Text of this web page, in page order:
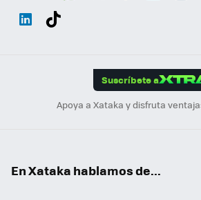
Suscríbete a
Apoya a Xataka y disfruta
En Xataka hablamos de...